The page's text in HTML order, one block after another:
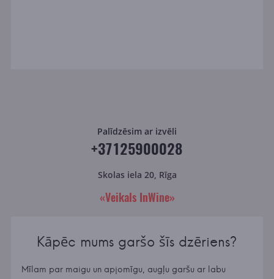
Palīdzēsim ar izvēli
+37125900028
Skolas iela 20, Rīga
«Veikals InWine»
Kāpēc mums garšo šīs dzēriens?
Mīlam par maigu un apjomīgu, augļu garšu ar labu